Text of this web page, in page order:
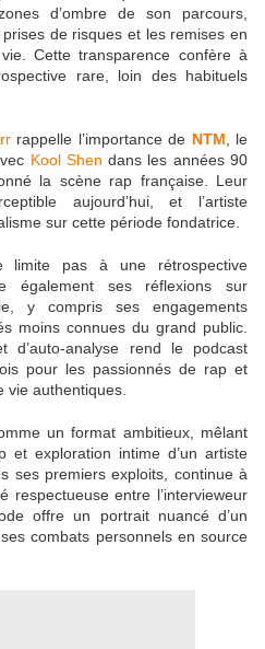
d’ombre de son parcours,
de risques et les remises en
Cette transparence confère à
rare, loin des habituels
rappelle l’importance de NTM , le
Kool Shen dans les années 90
la scène rap française. Leur
aujourd’hui, et l’artiste
sur cette période fondatrice.
limite pas à une rétrospective
également ses réflexions sur
y compris ses engagements
moins connues du grand public.
d’auto-analyse rend le podcast
pour les passionnés de rap et
vie authentiques.
un format ambitieux, mêlant
et exploration intime d’un artiste
ses premiers exploits, continue à
respectueuse entre l’intervieweur
offre un portrait nuancé d’un
combats personnels en source